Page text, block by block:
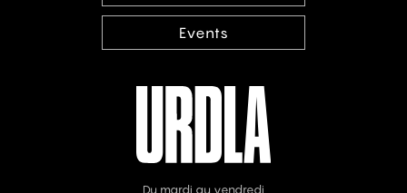
Events
Du mardi au vendredi